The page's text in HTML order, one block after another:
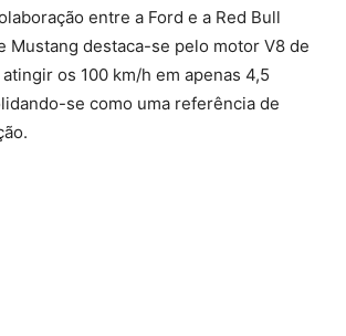
entre a Ford e a Red Bull
Mustang destaca-se pelo motor V8 de
os 100 km/h em apenas 4,5
se como uma referência de